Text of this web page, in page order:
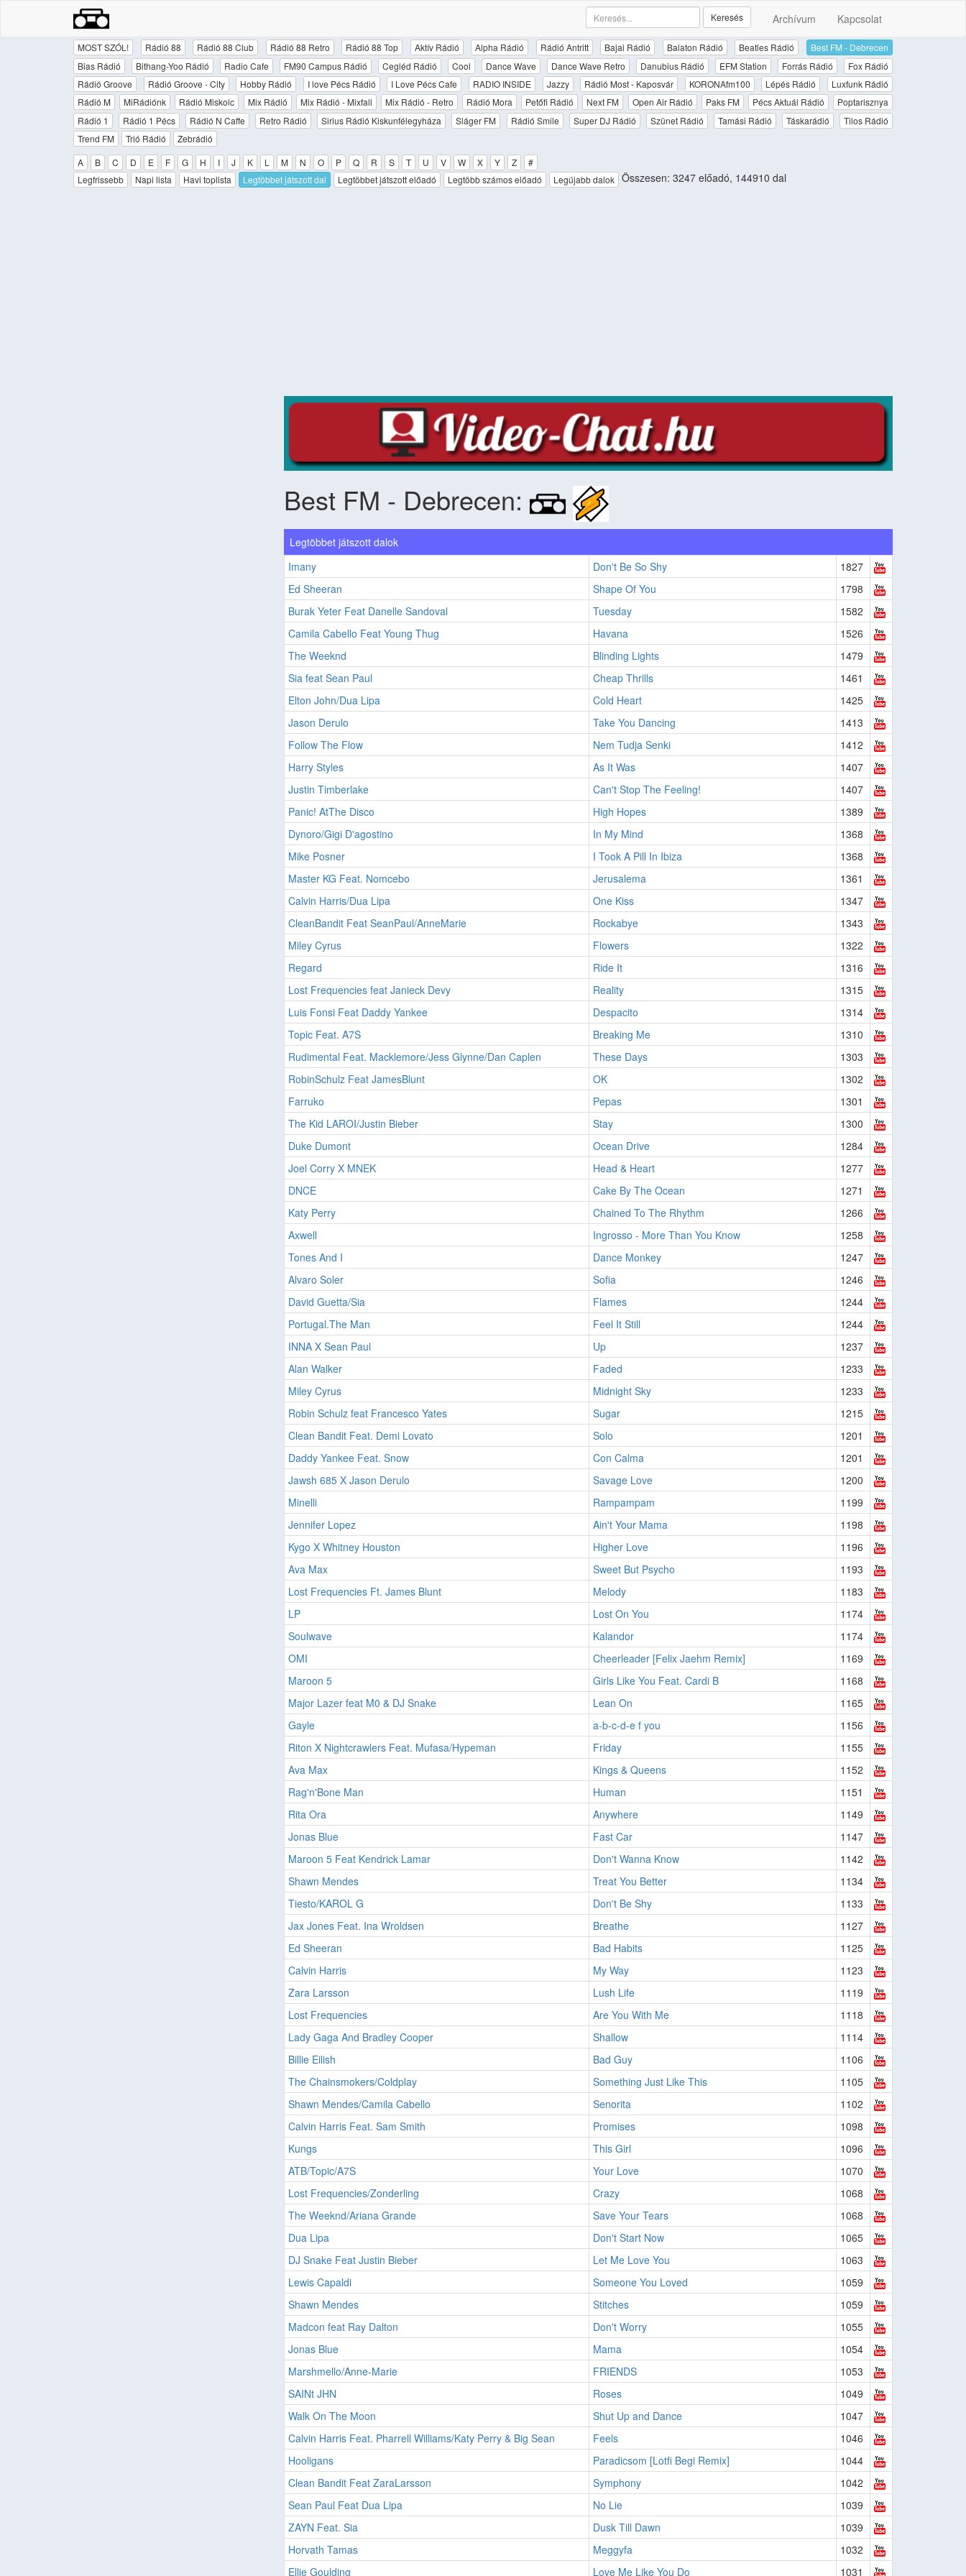
Archívum Kapcsolat
Keresés
MOST SZÓL! Rádió 88 Rádió 88 Club Rádió 88 Retro Rádió 88 Top Aktív Rádió Alpha Rádió Rádió Antritt Bajai Rádió Balaton Rádió Beatles Rádió
Best FM - Debrecen
Bias Rádió
Bithang-Yoo Rádió Radio Cafe FM90 Campus Rádió Cegléd Rádió Cool Dance Wave Dance Wave Retro Danubius Rádió EFM Station Forrás Rádió
Fox Rádió
Rádió Groove
Rádió Groove - City Hobby Rádió I love Pécs Rádió I Love Pécs Cafe RADIO INSIDE Jazzy Rádió Most - Kaposvár KORONAfm100 Lépés Rádió
Luxfunk Rádió
Rádió M
MiRádiónk Rádió Miskolc Mix Rádió Mix Rádió - Mixfall Mix Rádió - Retro Rádió Mora Petőfi Rádió Next FM Open Air Rádió Paks FM Pécs Aktuál Rádió
Poptarisznya
Rádió 1
Rádió 1 Pécs Rádió N Caffe Retro Rádió Sirius Rádió Kiskunfélegyháza Sláger FM Rádió Smile Super DJ Rádió Szünet Rádió Tamási Rádió Táskarádió
Tilos Rádió
Trend FM
Trió Rádió
Zebrádió
A
B C D E F G H I J K L M N O P Q R S T U V W X Y Z
#
Legfrissebb
Napi lista Havi toplista Legtöbbet játszott dal Legtöbbet játszott előadó Legtöbb számos előadó Legújabb dalok Összesen: 3247 előadó, 144910 dal
Best FM - Debrecen:
Legtöbbet játszott dalok
Imany
Don't Be So Shy
1827
Ed Sheeran
Shape Of You
1798
Burak Yeter Feat Danelle Sandoval
Tuesday
1582
Camila Cabello Feat Young Thug
Havana
1526
The Weeknd
Blinding Lights
1479
Sia feat Sean Paul
Cheap Thrills
1461
Elton John/Dua Lipa
Cold Heart
1425
Jason Derulo
Take You Dancing
1413
Follow The Flow
Nem Tudja Senki
1412
Harry Styles
As It Was
1407
Justin Timberlake
Can't Stop The Feeling!
1407
Panic! AtThe Disco
High Hopes
1389
Dynoro/Gigi D'agostino
In My Mind
1368
Mike Posner
I Took A Pill In Ibiza
1368
Master KG Feat. Nomcebo
Jerusalema
1361
Calvin Harris/Dua Lipa
One Kiss
1347
CleanBandit Feat SeanPaul/AnneMarie
Rockabye
1343
Miley Cyrus
Flowers
1322
Regard
Ride It
1316
Lost Frequencies feat Janieck Devy
Reality
1315
Luis Fonsi Feat Daddy Yankee
Despacito
1314
Topic Feat. A7S
Breaking Me
1310
Rudimental Feat. Macklemore/Jess Glynne/Dan Caplen
These Days
1303
RobinSchulz Feat JamesBlunt
OK
1302
Farruko
Pepas
1301
The Kid LAROI/Justin Bieber
Stay
1300
Duke Dumont
Ocean Drive
1284
Joel Corry X MNEK
Head & Heart
1277
DNCE
Cake By The Ocean
1271
Katy Perry
Chained To The Rhythm
1266
Axwell
Ingrosso - More Than You Know
1258
Tones And I
Dance Monkey
1247
Alvaro Soler
Sofia
1246
David Guetta/Sia
Flames
1244
Portugal.The Man
Feel It Still
1244
INNA X Sean Paul
Up
1237
Alan Walker
Faded
1233
Miley Cyrus
Midnight Sky
1233
Robin Schulz feat Francesco Yates
Sugar
1215
Clean Bandit Feat. Demi Lovato
Solo
1201
Daddy Yankee Feat. Snow
Con Calma
1201
Jawsh 685 X Jason Derulo
Savage Love
1200
Minelli
Rampampam
1199
Jennifer Lopez
Ain't Your Mama
1198
Kygo X Whitney Houston
Higher Love
1196
Ava Max
Sweet But Psycho
1193
Lost Frequencies Ft. James Blunt
Melody
1183
LP
Lost On You
1174
Soulwave
Kalandor
1174
OMI
Cheerleader [Felix Jaehm Remix]
1169
Maroon 5
Girls Like You Feat. Cardi B
1168
Major Lazer feat M0 & DJ Snake
Lean On
1165
Gayle
a-b-c-d-e f you
1156
Riton X Nightcrawlers Feat. Mufasa/Hypeman
Friday
1155
Ava Max
Kings & Queens
1152
Rag'n'Bone Man
Human
1151
Rita Ora
Anywhere
1149
Jonas Blue
Fast Car
1147
Maroon 5 Feat Kendrick Lamar
Don't Wanna Know
1142
Shawn Mendes
Treat You Better
1134
Tiesto/KAROL G
Don't Be Shy
1133
Jax Jones Feat. Ina Wroldsen
Breathe
1127
Ed Sheeran
Bad Habits
1125
Calvin Harris
My Way
1123
Zara Larsson
Lush Life
1119
Lost Frequencies
Are You With Me
1118
Lady Gaga And Bradley Cooper
Shallow
1114
Billie Eilish
Bad Guy
1106
The Chainsmokers/Coldplay
Something Just Like This
1105
Shawn Mendes/Camila Cabello
Senorita
1102
Calvin Harris Feat. Sam Smith
Promises
1098
Kungs
This Girl
1096
ATB/Topic/A7S
Your Love
1070
Lost Frequencies/Zonderling
Crazy
1068
The Weeknd/Ariana Grande
Save Your Tears
1068
Dua Lipa
Don't Start Now
1065
DJ Snake Feat Justin Bieber
Let Me Love You
1063
Lewis Capaldi
Someone You Loved
1059
Shawn Mendes
Stitches
1059
Madcon feat Ray Dalton
Don't Worry
1055
Jonas Blue
Mama
1054
Marshmello/Anne-Marie
FRIENDS
1053
SAINt JHN
Roses
1049
Walk On The Moon
Shut Up and Dance
1047
Calvin Harris Feat. Pharrell Williams/Katy Perry & Big Sean
Feels
1046
Hooligans
Paradicsom [Lotfi Begi Remix]
1044
Clean Bandit Feat ZaraLarsson
Symphony
1042
Sean Paul Feat Dua Lipa
No Lie
1039
ZAYN Feat. Sia
Dusk Till Dawn
1039
Horvath Tamas
Meggyfa
1032
Ellie Goulding
Love Me Like You Do 1031